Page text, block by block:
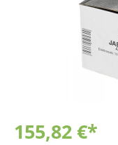
155,82 €*